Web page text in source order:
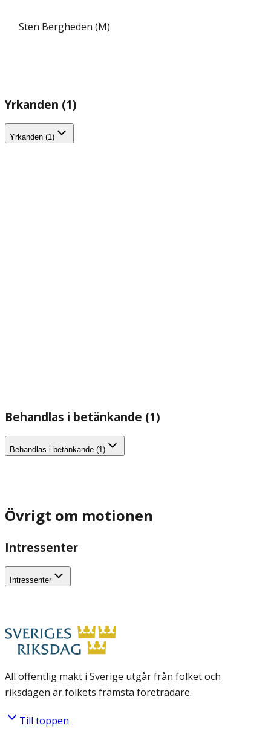
Sten Bergheden (M)
Yrkanden (1)
Yrkanden (1)
Behandlas i betänkande (1)
Behandlas i betänkande (1)
Övrigt om motionen
Intressenter
Intressenter
All offentlig makt i Sverige utgår från folket och
riksdagen är folkets främsta företrädare.
Till toppen